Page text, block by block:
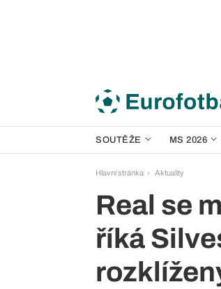
SOUTĚŽE MS 2026
Hlavní stránka Aktuality
Real se
říká